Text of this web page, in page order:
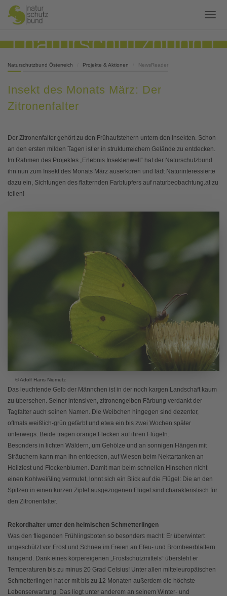
Naturschutzbund Österreich Projekte & Aktionen NewsReader
Insekt des Monats März: Der
Zitronenfalter
Der Zitronenfalter gehört zu den Frühaufstehern untern den Insekten. Schon
an den ersten milden Tagen ist er in strukturreichem Gelände zu entdecken.
Im Rahmen des Projektes „Erlebnis Insektenwelt“ hat der Naturschutzbund
ihn nun zum Insekt des Monats März auserkoren und lädt Naturinteressierte
dazu ein, Sichtungen des flatternden Farbtupfers auf naturbeobachtung.at zu
teilen!
© Adolf Hans Niemetz
Das leuchtende Gelb der Männchen ist in der noch kargen Landschaft kaum
zu übersehen. Seiner intensiven, zitronengelben Färbung verdankt der
Tagfalter auch seinen Namen. Die Weibchen hingegen sind dezenter,
oftmals weißlich-grün gefärbt und etwa ein bis zwei Wochen später
unterwegs. Beide tragen orange Flecken auf ihren Flügeln.
Besonders in lichten Wäldern, um Gehölze und an sonnigen Hängen mit
Sträuchern kann man ihn entdecken, auf Wiesen beim Nektartanken an
Heilziest und Flockenblumen. Damit man beim schnellen Hinsehen nicht
einen Kohlweißling vermutet, lohnt sich ein Blick auf die Flügel: Die an den
Spitzen in einen kurzen Zipfel ausgezogenen Flügel sind charakteristisch für
den Zitronenfalter.
Rekordhalter unter den heimischen Schmetterlingen
Was den fliegenden Frühlingsboten so besonders macht: Er überwintert
ungeschützt vor Frost und Schnee im Freien an Efeu- und Brombeerblättern
hängend. Dank eines körpereigenen „Frostschutzmittels“ übersteht er
Temperaturen bis zu minus 20 Grad Celsius! Unter allen mitteleuropäischen
Schmetterlingen hat er mit bis zu 12 Monaten außerdem die höchste
Lebenserwartung. Das liegt unter anderem an seinem Winter- und